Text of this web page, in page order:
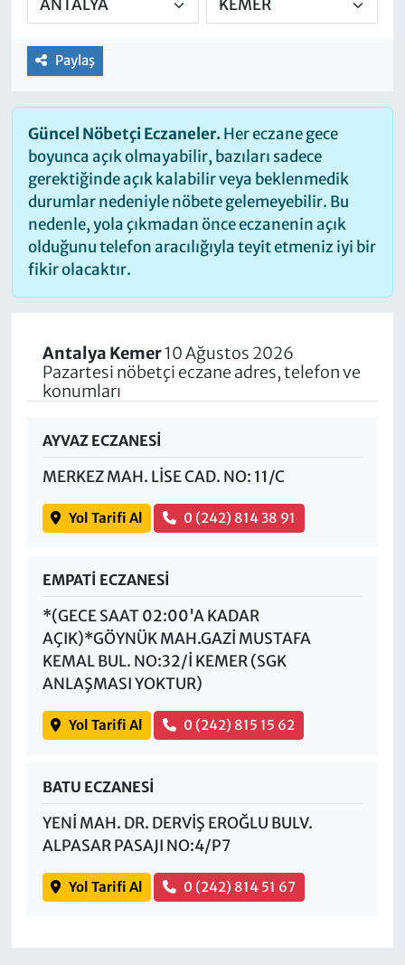
Paylaş
Güncel Nöbetçi Eczaneler.Her eczane gece
boyunca açık olmayabilir, bazıları sadece
gerektiğinde açık kalabilir veya beklenmedik
durumlar nedeniyle nöbete gelemeyebilir. Bu
nedenle, yola çıkmadan önce eczanenin açık
olduğunu telefon aracılığıyla teyit etmeniz iyi bir
fikir olacaktır.
Antalya Kemer10 Ağustos 2026
Pazartesi nöbetçi eczane adres, telefon ve
konumları
AYVAZ ECZANESİ
MERKEZ MAH. LİSE CAD. NO: 11/C
Yol Tarifi Al 0 (242) 814 38 91
EMPATİ ECZANESİ
*(GECE SAAT 02:00'A KADAR
AÇIK)*GÖYNÜK MAH.GAZİ MUSTAFA
KEMAL BUL. NO:32/İ KEMER (SGK
ANLAŞMASI YOKTUR)
Yol Tarifi Al 0 (242) 815 15 62
BATU ECZANESİ
YENİ MAH. DR. DERVİŞ EROĞLU BULV.
ALPASAR PASAJI NO:4/P7
Yol Tarifi Al 0 (242) 814 51 67